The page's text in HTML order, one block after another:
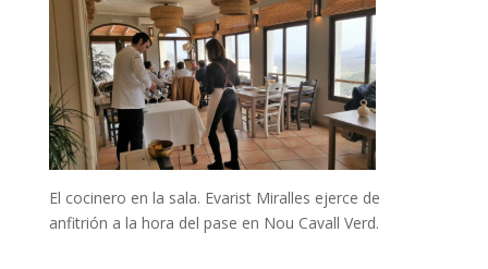
El cocinero en la sala. Evarist Miralles ejerce de
anfitrión a la hora del pase en Nou Cavall Verd.